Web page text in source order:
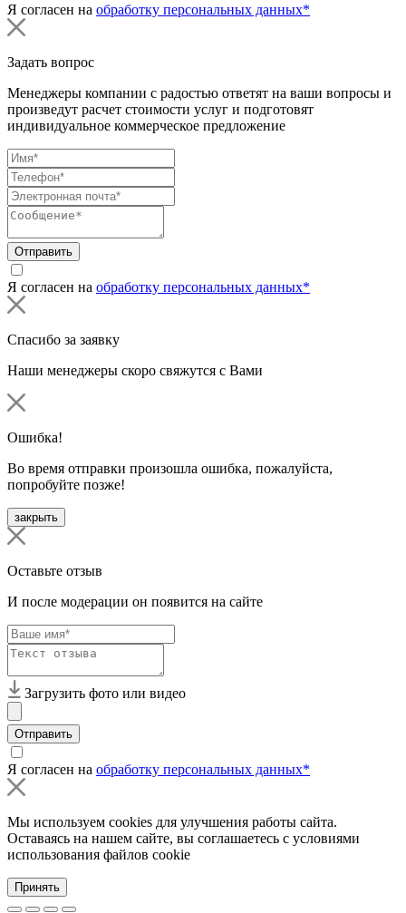
Я согласен на обработку персональных данных*
Задать вопрос
Менеджеры компании с радостью ответят на ваши вопросы и
произведут расчет стоимости услуг и подготовят
индивидуальное коммерческое предложение
Отправить
Я согласен на обработку персональных данных*
Спасибо за заявку
Наши менеджеры скоро свяжутся с Вами
Ошибка!
Во время отправки произошла ошибка, пожалуйста,
попробуйте позже!
закрыть
Оставьте отзыв
И после модерации он появится на сайте
Загрузить фото или видео
Отправить
Я согласен на обработку персональных данных*
Мы используем cookies для улучшения работы сайта.
Оставаясь на нашем сайте, вы соглашаетесь с условиями
использования файлов cookie
Принять